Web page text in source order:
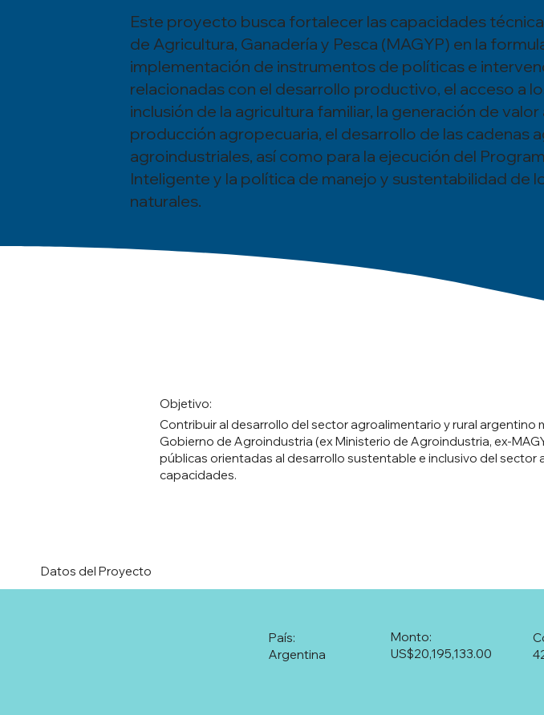
Este proyecto busca fortalecer las capacidades
de Agricultura, Ganadería y Pesca (MAGYP) en la
implementación de instrumentos de políticas e
relacionadas con el desarrollo productivo, el acceso a
inclusión de la agricultura familiar, la generación de
producción agropecuaria, el desarrollo de las cadenas
agroindustriales, así como para la ejecución del
Inteligente y la política de manejo y sustentabilidad de
naturales.
Objetivo:
Contribuir al desarrollo del sector agroalimentario y rural
Gobierno de Agroindustria (ex Ministerio de Agroindustria, ex-
públicas orientadas al desarrollo sustentable e inclusivo del
capacidades.
Datos del Proyecto
País:
Argentina
US$20,195,133.00
Monto: